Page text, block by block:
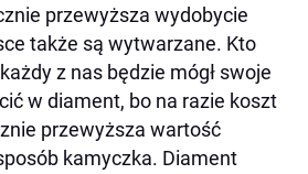
przewyższa wydobycie
także są wytwarzane. Kto
z nas będzie mógł swoje
w diament, bo na razie koszt
przewyższa wartość
kamyczka. Diament